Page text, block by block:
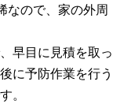
なので、家の外周
早目に見積を取っ
に予防作業を行う
。